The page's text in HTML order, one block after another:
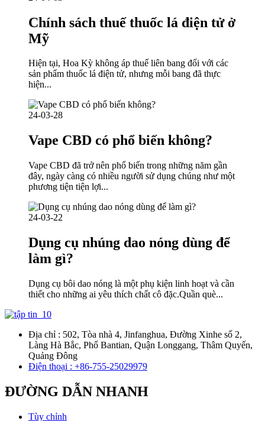
Chính sách thuế thuốc lá điện tử ở
Mỹ
Hiện tại, Hoa Kỳ không áp thuế liên bang đối với các
sản phẩm thuốc lá điện tử, nhưng mỗi bang đã thực
hiện...
24-03-28
Vape CBD có phổ biến không?
Vape CBD đã trở nên phổ biến trong những năm gần
đây, ngày càng có nhiều người sử dụng chúng như một
phương tiện tiện lợi...
24-03-22
Dụng cụ nhúng dao nóng dùng để
làm gì?
Dụng cụ bôi dao nóng là một phụ kiện linh hoạt và cần
thiết cho những ai yêu thích chất cô đặc.Quần què...
Địa chỉ : 502, Tòa nhà 4, Jinfanghua, Đường Xinhe số 2,
Làng Hà Bắc, Phố Bantian, Quận Longgang, Thâm Quyến,
Quảng Đông
Điện thoại : +86-755-25029979
ĐƯỜNG DẪN NHANH
Tùy chỉnh